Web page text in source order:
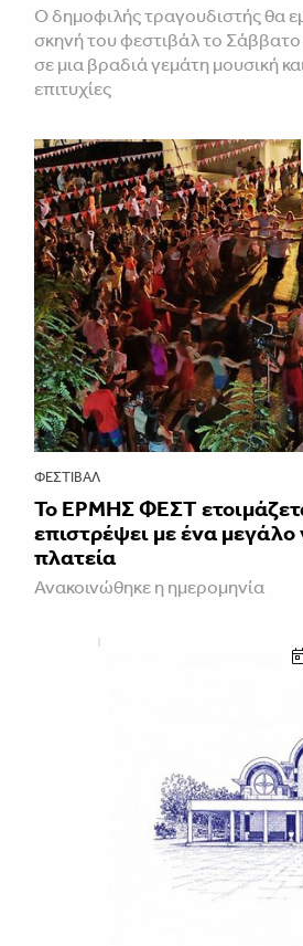
Ο δημοφιλής τραγουδιστής θα
σκηνή του φεστιβάλ το
σε μια βραδιά γεμάτη μουσική
επιτυχίες
ΦΕΣΤΙΒΑΛ
Το ΕΡΜΗΣ ΦΕΣΤ
επιστρέψει με ένα μεγάλο
πλατεία
Ανακοινώθηκε η ημερομηνία